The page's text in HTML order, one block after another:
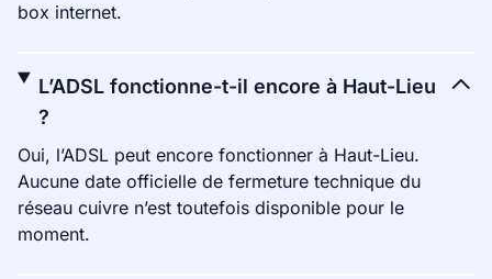
box internet.
L’ADSL fonctionne-t-il encore à Haut-Lieu
?
Oui, l’ADSL peut encore fonctionner à Haut-Lieu.
Aucune date officielle de fermeture technique du
réseau cuivre n’est toutefois disponible pour le
moment.